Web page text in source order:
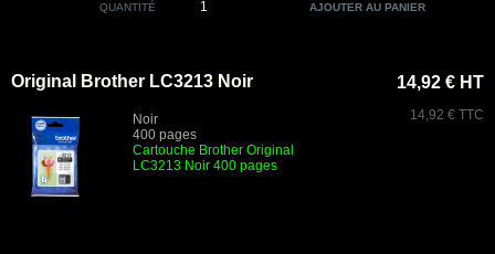
QUANTITÉ
Original Brother LC3213 Noir
Noir
400 pages
Cartouche Brother Original
LC3213 Noir 400 pages
14,92 € HT
14,92 € TTC